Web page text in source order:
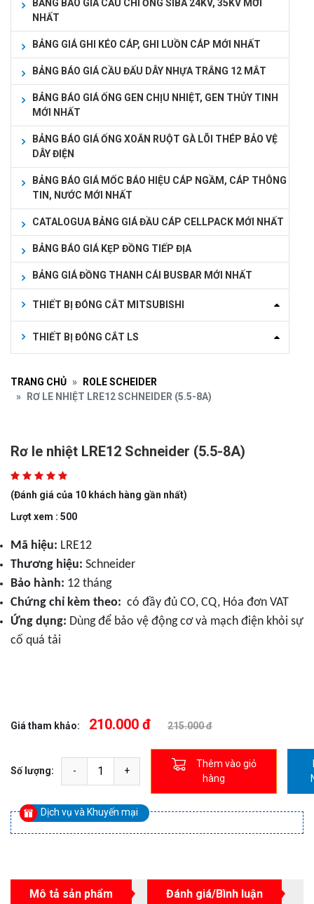
BẢNG BÁO GIÁ CẦU CHÌ ỐNG SIBA 24KV, 35KV MỚI
NHẤT
BẢNG GIÁ GHI KÉO CÁP, GHI LUỒN CÁP MỚI NHẤT
BẢNG BÁO GIÁ CẦU ĐẤU DÂY NHỰA TRẮNG 12 MẮT
BẢNG BÁO GIÁ ỐNG GEN CHỊU NHIỆT, GEN THỦY TINH
MỚI NHẤT
BẢNG BÁO GIÁ ỐNG XOẮN RUỘT GÀ LÕI THÉP BẢO VỆ
DÂY ĐIỆN
BẢNG BÁO GIÁ MỐC BÁO HIỆU CÁP NGẦM, CÁP THÔNG
TIN, NƯỚC MỚI NHẤT
CATALOGUA BẢNG GIÁ ĐẦU CÁP CELLPACK MỚI NHẤT
BẢNG BÁO GIÁ KẸP ĐỒNG TIẾP ĐỊA
BẢNG GIÁ ĐỒNG THANH CÁI BUSBAR MỚI NHẤT
THIẾT BỊ ĐÓNG CẮT MITSUBISHI
THIẾT BỊ ĐÓNG CẮT LS
TRANG CHỦ
ROLE SCHEIDER
RƠ LE NHIỆT LRE12 SCHNEIDER (5.5-8A)
Rơ le nhiệt LRE12 Schneider (5.5-8A)
(Đánh giá của 10 khách hàng gần nhất)
Lượt xem : 500
Mã hiệu: LRE12
Thương hiệu: Schneider
Bảo hành: 12 tháng
Chứng chỉ kèm theo: có đầy đủ CO, CQ, Hóa đơn VAT
Ứng dụng: Dùng để bảo vệ động cơ và mạch điện khỏi sự
cố quá tải
Giá tham khảo: 210.000 đ 215.000 đ
Số lượng:
Thêm vào giỏ
hàng
Dịch vụ và Khuyến mại
Mô tả sản phẩm Đánh giá/Bình luận